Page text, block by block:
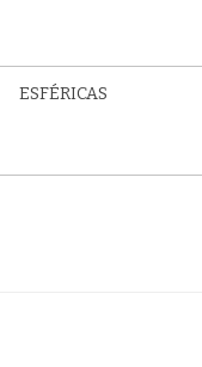
ESFÉRICAS